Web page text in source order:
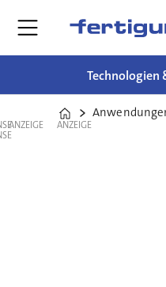
Technologien
Home
ANZEIGE ANZEIGE